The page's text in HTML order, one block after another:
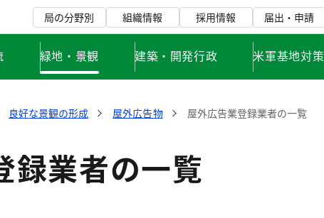
局の分野別 組織情報 採用情報 届出・申請
緑地・景観 建築・開発行政 米軍基地対策
良好な景観の形成 屋外広告物 屋外広告業登録業者の一覧
録業者の一覧